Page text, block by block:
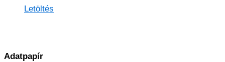
Letöltés
Adatpapír